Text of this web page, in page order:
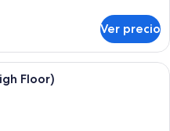
Ver precio
Escritorio, tabla de planchar con
Floor)